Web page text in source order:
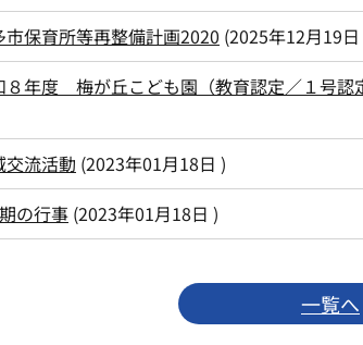
市保育所等再整備計画2020 (2025年12月19日
８年度 梅が丘こども園（教育認定／１号認
交流活動 (2023年01月18日 )
の行事 (2023年01月18日 )
一覧へ